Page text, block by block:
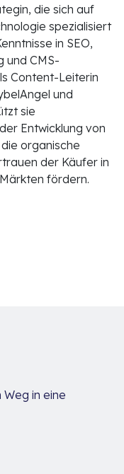
die sich auf
spezialisiert
in SEO,
und CMS-
Content-Leiterin
und
sie
Entwicklung von
organische
der Käufer in
fördern.
in eine